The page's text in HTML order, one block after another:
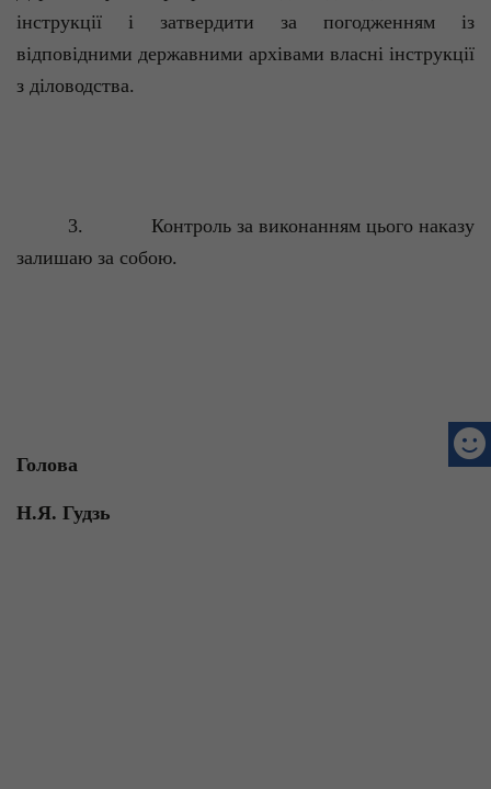
інструкції і затвердити за погодженням із
відповідними державними архівами власні інструкції
з діловодства.
3.
Контроль за виконанням цього наказу
залишаю за собою.
Голова
Н.Я. Гудзь